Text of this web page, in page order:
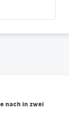
nach in zwei